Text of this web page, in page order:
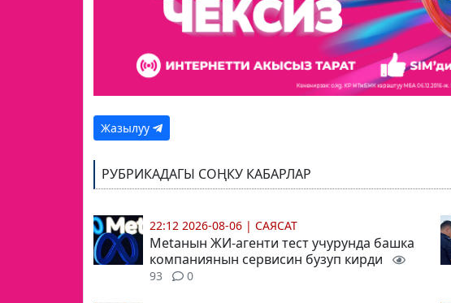
Жазылуу
РУБРИКАДАГЫ СОҢКУ КАБАРЛАР
22:12 2026-08-06 | САЯСАТ
Metaнын ЖИ-агенти тест учурунда башка
компаниянын сервисин бузуп кирди
93 0